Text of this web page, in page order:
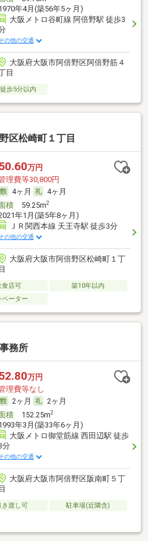
年4月(築56年5ヶ月)
大阪メトロ谷町線 阿倍野駅 徒歩3
の他の交通
大阪府大阪市阿倍野区阿倍野筋４
目
歩5分以内
区松崎町１丁目
万円
理費等30,800円
4ヶ月
4ヶ月
積59.25m2
年1月(築5年8ヶ月)
ＪＲ関西本線 天王寺駅 徒歩3分
の他の交通
大阪府大阪市阿倍野区松崎町１丁
目
食店可
築10年以内
ベーター
務所
万円
理費等なし
2ヶ月
2ヶ月
積152.25m2
年3月(築33年6ヶ月)
大阪メトロ御堂筋線 西田辺駅 徒歩
分
の他の交通
大阪府大阪市阿倍野区阪南町５丁
目
き渡し可
駐車場(近隣含)